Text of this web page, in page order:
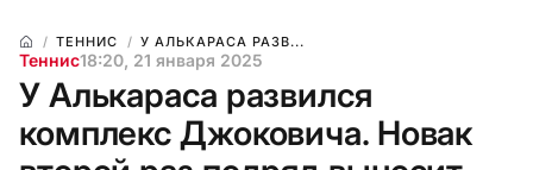
ТЕННИС У АЛЬКАРАСА РАЗВ...
Теннис18:20, 21 января 2025
У Алькараса развился
комплекс Джоковича. Новак